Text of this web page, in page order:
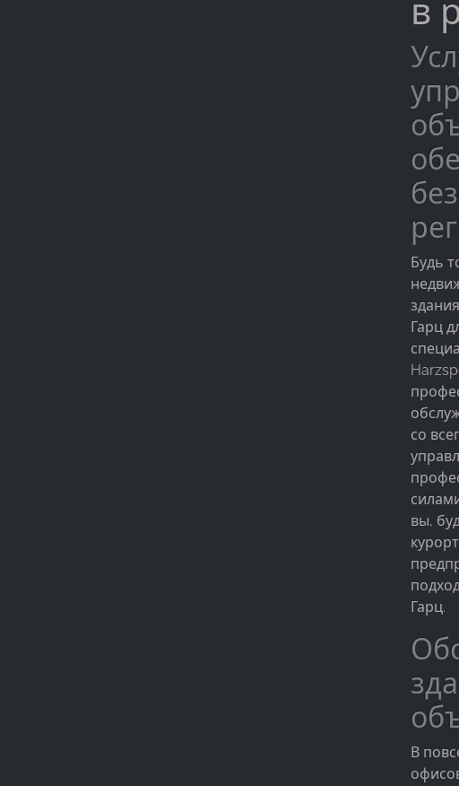
в
Будь
Гарц
со
вы,
Гарц.
В